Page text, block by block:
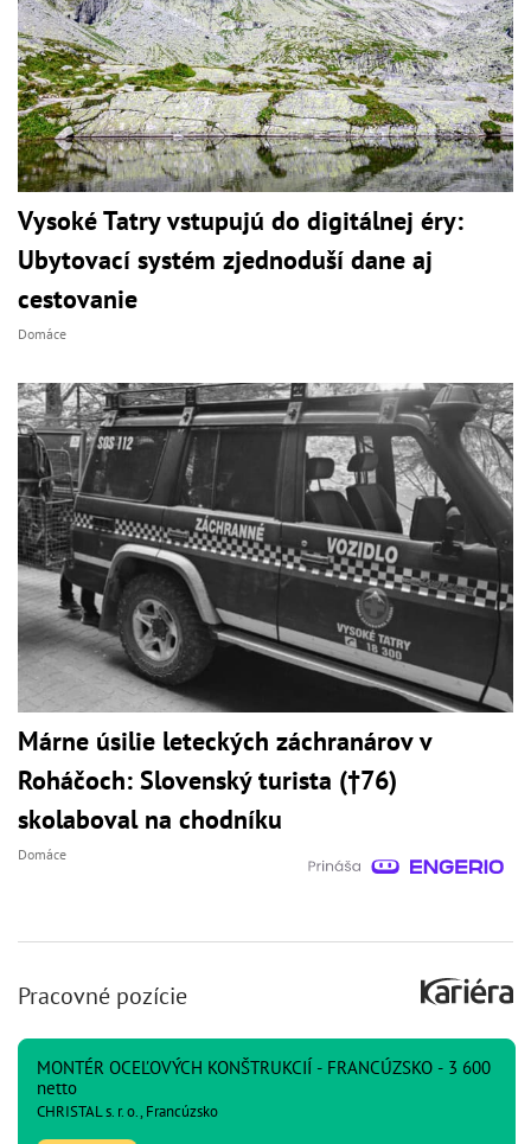
Vysoké Tatry vstupujú do digitálnej éry:
Ubytovací systém zjednoduší dane aj
cestovanie
Domáce
Márne úsilie leteckých záchranárov v
Roháčoch: Slovenský turista (†76)
skolaboval na chodníku
Domáce
Pracovné pozície
MONTÉR OCEĽOVÝCH KONŠTRUKCIÍ - FRANCÚZSKO - 3 600
netto
CHRISTAL s. r. o., Francúzsko